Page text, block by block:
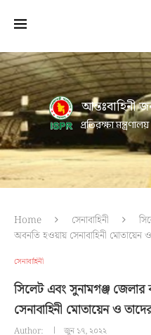
আন্তঃবাহিনী
প্রতিরক্ষা মন্ত্রণালয়
Home সেনাবাহিনী
অবনতি হওয়ায় সেনাবাহিনী মোতায়েন
সেনাবাহিনী
সিলেট এবং সুনামগঞ্জ জেলার
সেনাবাহিনী মোতায়েন ও
Author: জুন ১৭, ২০২২